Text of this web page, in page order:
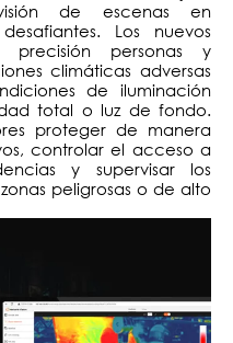
de escenas en
Los nuevos
precisión personas y
climáticas adversas
de iluminación
total o luz de fondo.
proteger de manera
controlar el acceso a
y supervisar los
peligrosas o de alto